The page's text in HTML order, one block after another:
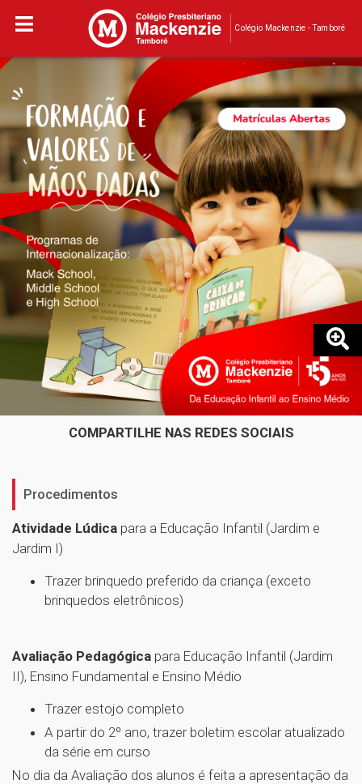
Colégio Mackenzie - Tamboré
COMPARTILHE NAS REDES SOCIAIS
Procedimentos
Atividade Lúdica para a Educação Infantil (Jardim e
Jardim I)
Trazer brinquedo preferido da criança (exceto
brinquedos eletrônicos)
Avaliação Pedagógica para Educação Infantil (Jardim
II), Ensino Fundamental e Ensino Médio
Trazer estojo completo
A partir do 2º ano, trazer boletim escolar atualizado
da série em curso
No dia da Avaliação dos alunos é feita a apresentação da